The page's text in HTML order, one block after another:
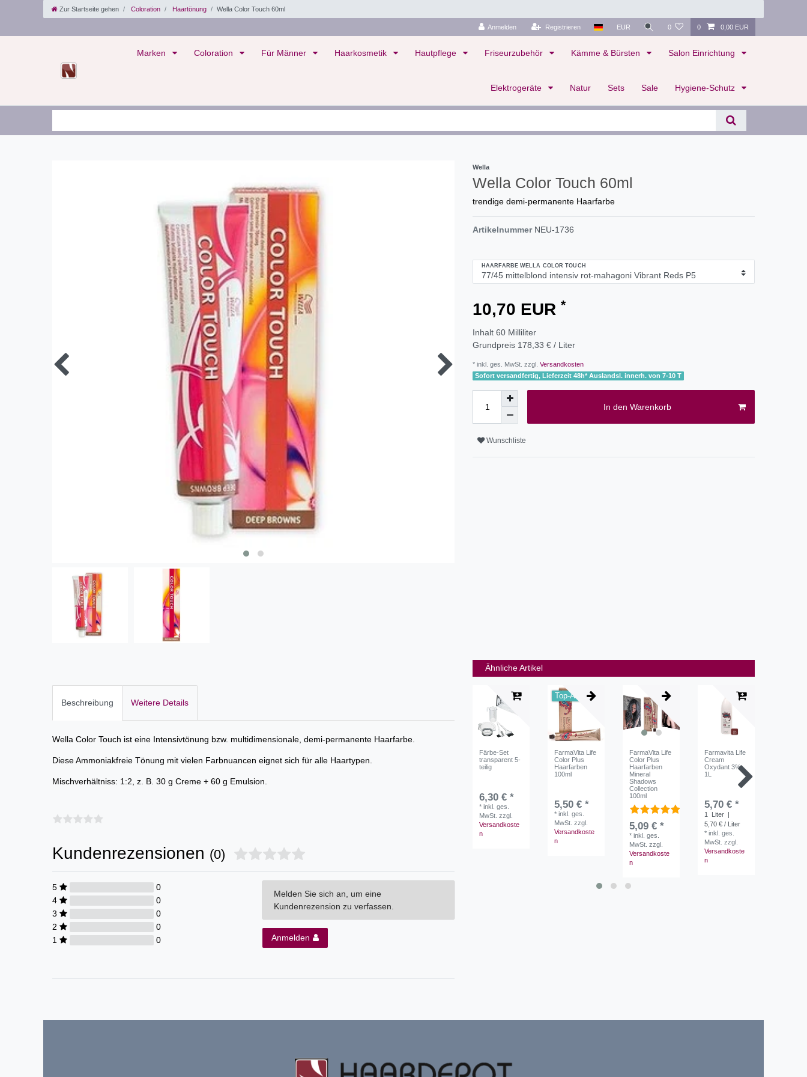
Zur Startseite gehen Coloration Haartönung Wella Color Touch 60ml
Anmelden Registrieren EUR 0 0 0,00 EUR
Marken Coloration Für Männer Haarkosmetik Hautpflege Friseurzubehör Kämme & Bürsten Salon Einrichtung
Elektrogeräte Natur Sets Sale Hygiene-Schutz
Wella
Wella Color Touch 60ml
trendige demi-permanente Haarfarbe
Artikelnummer NEU-1736
HAARFARBE WELLA COLOR TOUCH
10,70 EUR *
Inhalt 60 Milliliter
Grundpreis 178,33 € / Liter
* inkl. ges. MwSt. zzgl. Versandkosten
Sofort versandfertig, Lieferzeit 48h* Auslandsl. innerh. von 7-10 T
In den Warenkorb
Wunschliste
Beschreibung Weitere Details
Wella Color Touch ist eine Intensivtönung bzw. multidimensionale, demi-permanente Haarfarbe.
Diese Ammoniakfreie Tönung mit vielen Farbnuancen eignet sich für alle Haartypen.
Mischverhältniss: 1:2, z. B. 30 g Creme + 60 g Emulsion.
Kundenrezensionen (0)
5
0
4
0
3
0
2
0
1
0
Melden Sie sich an, um eine
Kundenrezension zu verfassen.
Anmelden
Ähnliche Artikel
Färbe-Set
transparent 5-
teilig
6,30 € *
*inkl. ges.
MwSt. zzgl.
Versandkoste
n
Top-Artikel
FarmaVita Life
Color Plus
Haarfarben
100ml
5,50 € *
*inkl. ges.
MwSt. zzgl.
Versandkoste
n
FarmaVita Life
Color Plus
Haarfarben
Mineral
Shadows
Collection
100ml
5,09 € *
*inkl. ges.
MwSt. zzgl.
Versandkoste
n
Farmavita Life
Cream
Oxydant 3%
1L
5,70 € *
1 Liter |
5,70 € / Liter
*inkl. ges.
MwSt. zzgl.
Versandkoste
n